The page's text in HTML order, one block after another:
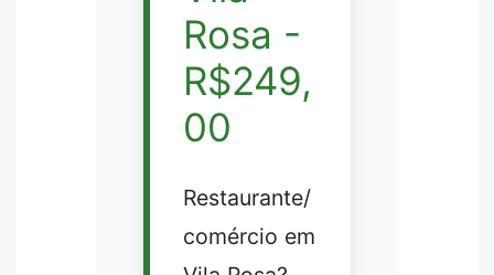
Rosa -
R$249,
00
Restaurante/
comércio em